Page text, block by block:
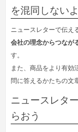
を混同しない
ニュースレターで伝え
会社の理念からつなが
す。
また、商品をより有効
問に答えるかたちの文
ニュースレタ
らおう